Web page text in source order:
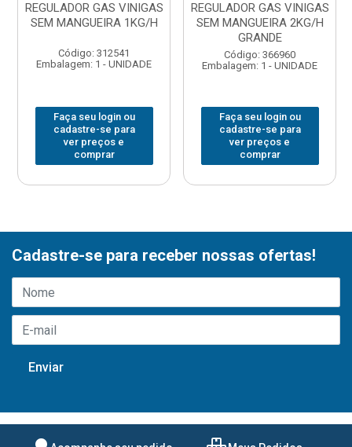
REGULADOR GAS VINIGAS
SEM MANGUEIRA 1KG/H
Código: 312541
Embalagem: 1 - UNIDADE
Faça seu login ou
cadastre-se para
ver preços e
comprar
REGULADOR GAS VINIGAS
SEM MANGUEIRA 2KG/H
GRANDE
Código: 366960
Embalagem: 1 - UNIDADE
Faça seu login ou
cadastre-se para
ver preços e
comprar
Cadastre-se para receber nossas ofertas!